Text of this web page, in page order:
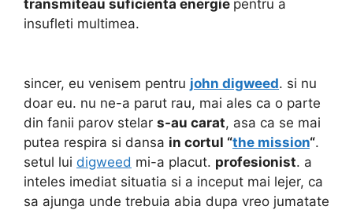
transmiteau suficienta energie pentru a
insufleti multimea.
sincer, eu venisem pentru john digweed. si nu
doar eu. nu ne-a parut rau, mai ales ca o parte
din fanii parov stelar s-au carat, asa ca se mai
putea respira si dansa in cortul “the mission“.
setul lui digweed mi-a placut. profesionist. a
inteles imediat situatia si a inceput mai lejer, ca
sa ajunga unde trebuia abia dupa vreo jumatate